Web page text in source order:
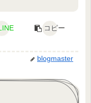
コピー
blogmaster